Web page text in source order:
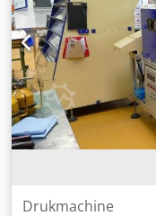
Drukmachine